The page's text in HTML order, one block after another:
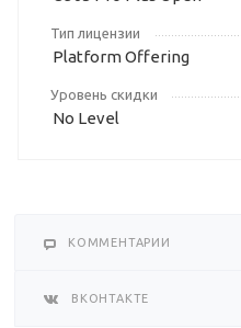
Тип лицензии
Platform Offering
Уровень скидки
No Level
КОММЕНТАРИИ
ВКОНТАКТЕ